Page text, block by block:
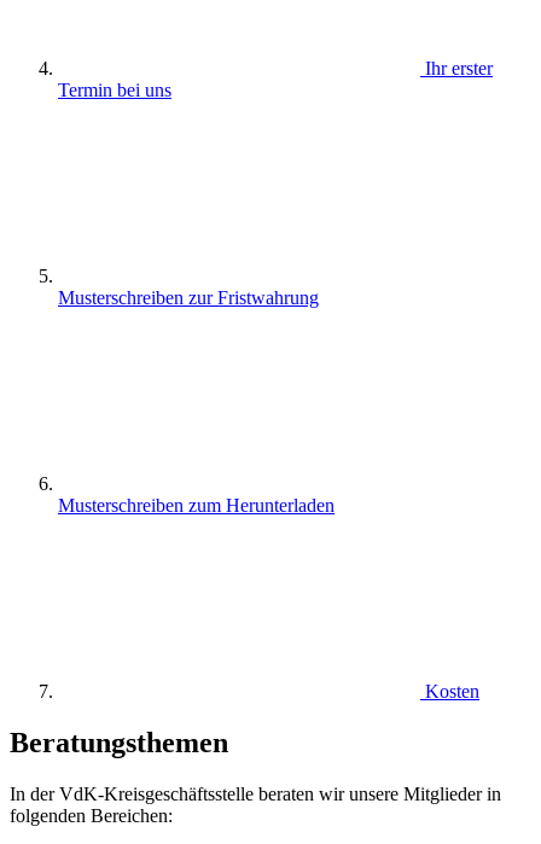
Ihr erster
Termin bei uns
Musterschreiben zur Fristwahrung
Musterschreiben zum Herunterladen
Kosten
Beratungsthemen
In der VdK-Kreisgeschäftsstelle beraten wir unsere Mitglieder in
folgenden Bereichen: